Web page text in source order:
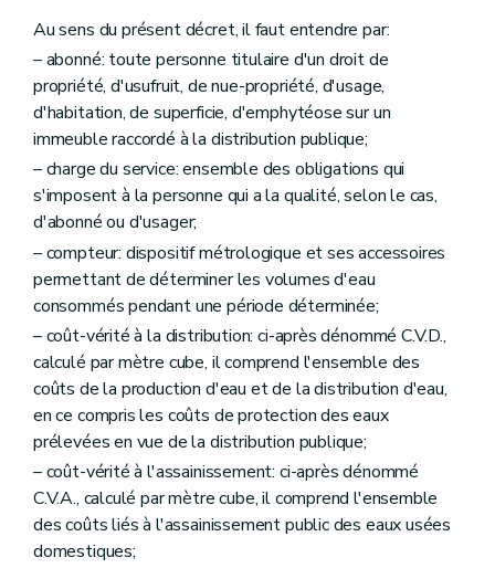
Art. 21
Chapitre V
Information
Art. 22
Chapitre VI Sanctions
Art. 23
Art. 24
Dispositions abrogatoires
Art. 25
Chapitre VIII Dispositions particulières et transitoires
Art. 26
Chapitre IX Dispositions finales
Art. 28
Art. 29
Au sens du présent décret, il faut entendre par:
– abonné: toute personne titulaire d'un droit de
propriété, d'usufruit, de nue-propriété, d'usage,
d'habitation, de superficie, d'emphytéose sur un
immeuble raccordé à la distribution publique;
– charge du service: ensemble des obligations qui
s'imposent à la personne qui a la qualité, selon le cas,
d'abonné ou d'usager;
– compteur: dispositif métrologique et ses accessoires
permettant de déterminer les volumes d'eau
consommés pendant une période déterminée;
– coût-vérité à la distribution: ci-après dénommé C.V.D.,
calculé par mètre cube, il comprend l'ensemble des
coûts de la production d'eau et de la distribution d'eau,
en ce compris les coûts de protection des eaux
prélevées en vue de la distribution publique;
– coût-vérité à l'assainissement: ci-après dénommé
C.V.A., calculé par mètre cube, il comprend l'ensemble
des coûts liés à l'assainissement public des eaux usées
domestiques;